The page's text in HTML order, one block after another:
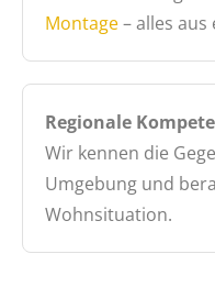
Montage– alles aus
Regionale
Wir kennen die
Umgebung und
Wohnsituation.